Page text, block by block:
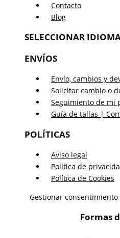
Contacto
Blog
SELECCIONAR
ENVÍOS
Envío, cambios y
Solicitar cambio o
Seguimiento de mi
Guía de tallas |
POLÍTICAS
Aviso legal
Política de
Política de Cookies
Gestionar consentimiento
Formas